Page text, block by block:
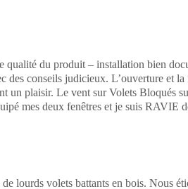
qualité du produit – installation bien
des conseils judicieux. L’ouverture et la
un plaisir. Le vent sur Volets Bloqués
mes deux fenêtres et je suis RAVIE
lourds volets battants en bois. Nous